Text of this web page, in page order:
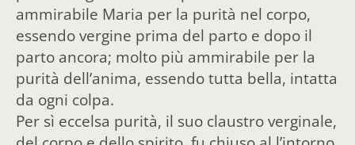
ammirabile Maria per la purità nel corpo,
essendo vergine prima del parto e dopo il
parto ancora; molto più ammirabile per la
purità dell’anima, essendo tutta bella, intatta
da ogni colpa.
Per sì eccelsa purità, il suo claustro verginale,